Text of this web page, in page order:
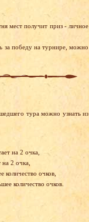
мест получит приз - личное
за победу на турнире, можно
тура можно узнать из
на 2 очка,
на 2 очка,
количество очков,
количество очков.